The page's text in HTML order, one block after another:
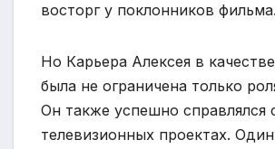
восторг у поклонников фильма.
Но Карьера Алексея в
была не ограничена только
Он также успешно справлялся
телевизионных проектах.